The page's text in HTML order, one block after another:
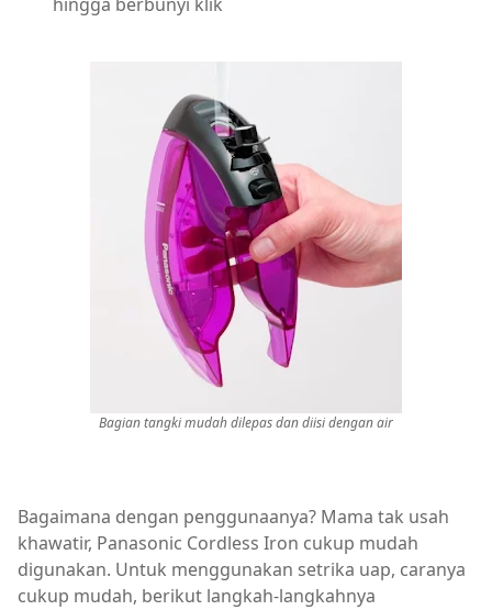
hingga berbunyi klik
Bagian tangki mudah dilepas dan diisi dengan air
Bagaimana dengan penggunaanya? Mama tak usah
khawatir, Panasonic Cordless Iron cukup mudah
digunakan. Untuk menggunakan setrika uap, caranya
cukup mudah, berikut langkah-langkahnya